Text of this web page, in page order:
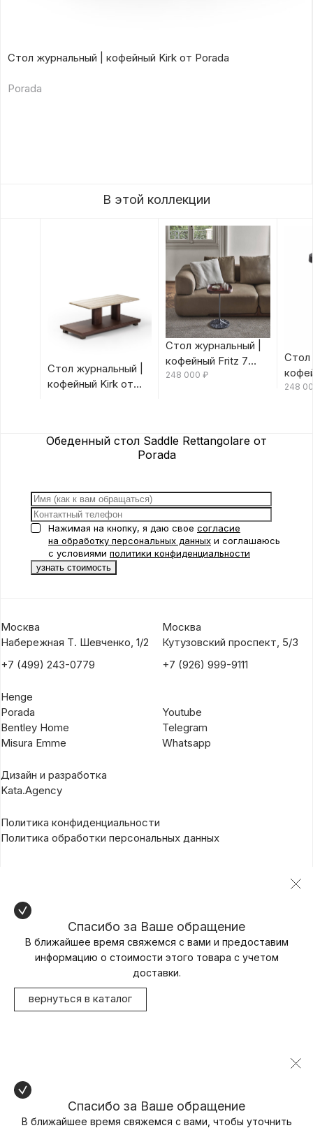
Стол журнальный | кофейный Kirk от Porada
Porada
В этой коллекции
Стол журнальный |
кофейный Kirk от
Стол журнальный |
кофейный Fritz 7
Canaletta/Rosso
248 000 ₽
Стол
248
Обеденный стол Saddle Rettangolare от
Porada
Нажимая на кнопку, я даю свое согласие
на обработку персональных данных и соглашаюсь
с условиями политики конфиденциальности
Москва
Набережная Т. Шевченко, 1/2
+7 (499) 243-0779
Москва
Кутузовский проспект, 5/3
+7 (926) 999-9111
Henge
Porada
Bentley Home
Misura Emme
Youtube
Telegram
Whatsapp
Дизайн и разработка
Kata.Agency
Политика конфиденциальности
Политика обработки персональных данных
Спасибо за Ваше обращение
В ближайшее время свяжемся с вами и предоставим
информацию о стоимости этого товара с учетом
доставки.
вернуться в каталог
Спасибо за Ваше обращение
В ближайшее время свяжемся с вами, чтобы уточнить